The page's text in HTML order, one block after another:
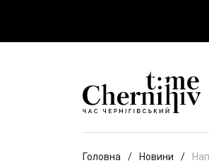
Головна Новини